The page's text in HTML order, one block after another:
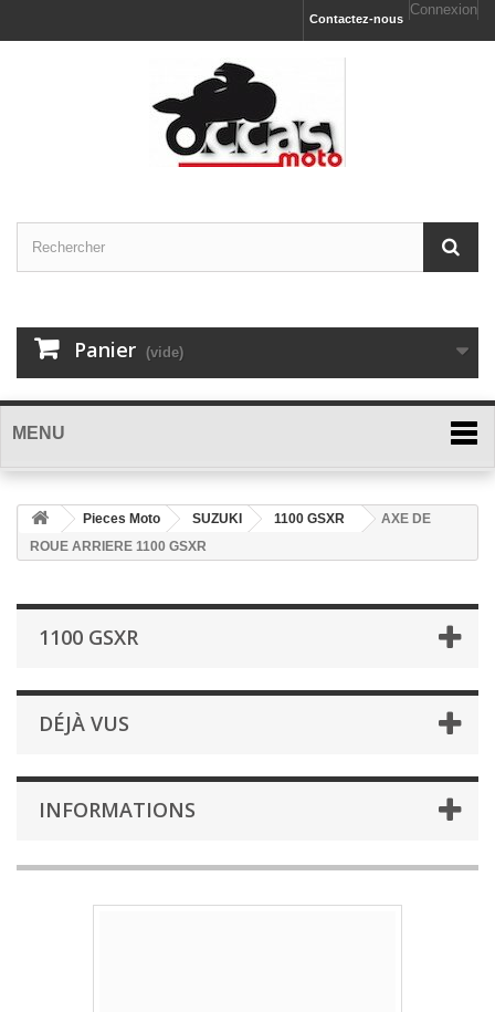
Connexion
Contactez-nous
Panier (vide)
MENU
Pieces Moto SUZUKI 1100 GSXR
AXE DE
ROUE ARRIERE 1100 GSXR
1100 GSXR
DÉJÀ VUS
INFORMATIONS